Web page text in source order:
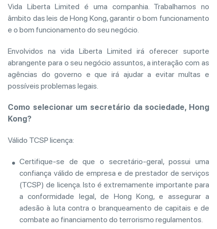
Vida Liberta Limited é uma companhia. Trabalhamos no
âmbito das leis de Hong Kong, garantir o bom funcionamento
e o bom funcionamento do seu negócio.
Envolvidos na vida Liberta Limited irá oferecer suporte
abrangente para o seu negócio assuntos, a interação com as
agências do governo e que irá ajudar a evitar multas e
possíveis problemas legais.
Como selecionar um secretário da sociedade, Hong
Kong?
Válido TCSP licença:
Certifique-se de que o secretário-geral, possui uma
confiança válido de empresa e de prestador de serviços
(TCSP) de licença. Isto é extremamente importante para
a conformidade legal, de Hong Kong, e assegurar a
adesão à luta contra o branqueamento de capitais e de
combate ao financiamento do terrorismo regulamentos.